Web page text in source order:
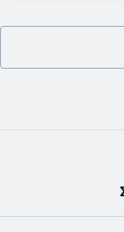
φακέλων ΚΕΠΑ,
διαδικασίες